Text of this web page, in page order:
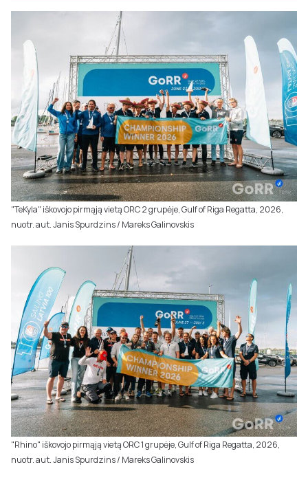
"TeKyla" iškovojo pirmąją vietą ORC 2 grupėje, Gulf of Riga Regatta, 2026,
nuotr. aut. Janis Spurdzins / Mareks Galinovskis
"Rhino" iškovojo pirmąją vietą ORC 1 grupėje, Gulf of Riga Regatta, 2026,
nuotr. aut. Janis Spurdzins / Mareks Galinovskis